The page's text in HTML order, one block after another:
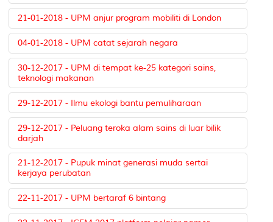
21-01-2018 - UPM anjur program mobiliti di London
04-01-2018 - UPM catat sejarah negara
30-12-2017 - UPM di tempat ke-25 kategori sains,
teknologi makanan
29-12-2017 - Ilmu ekologi bantu pemuliharaan
29-12-2017 - Peluang teroka alam sains di luar bilik
darjah
21-12-2017 - Pupuk minat generasi muda sertai
kerjaya perubatan
22-11-2017 - UPM bertaraf 6 bintang